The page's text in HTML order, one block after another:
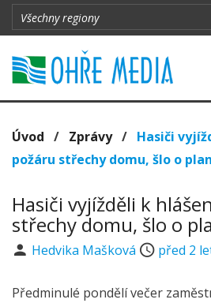
Úvod / Zprávy/ Hasiči
požáru střechy domu, šlo o
Hasiči vyjížděli k
střechy domu, šlo o
Hedvika Mašková před 2
Předminulé pondělí večer